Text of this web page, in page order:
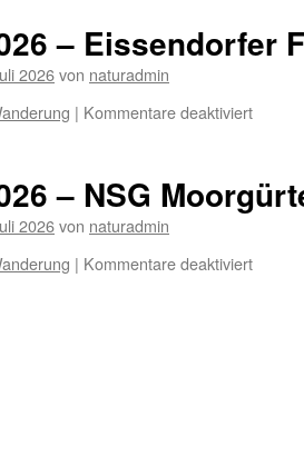
–
– Eissendorfer
2026von naturadmin
| Kommentare deaktiviertfür
–
– NSG
2026von naturadmin
| Kommentare deaktiviertfür